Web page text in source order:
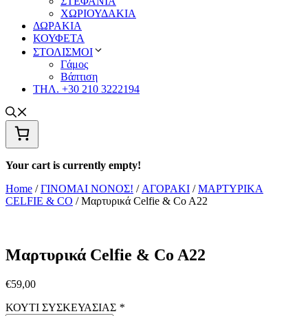
ΧΩΡΙΟΥΔΑΚΙΑ
ΔΩΡΑΚΙΑ
ΚΟΥΦΕΤΑ
ΣΤΟΛΙΣΜΟΙ
Γάμος
Βάπτιση
ΤΗΛ. +30 210 3222194
Your cart is currently empty!
Home /ΓΙΝΟΜΑΙ ΝΟΝΟΣ! / ΑΓΟΡΑΚΙ /ΜΑΡΤΥΡΙΚΑ
CELFIE & CO / Μαρτυρικά Celfie & Co A22
Μαρτυρικά Celfie & Co A22
€59,00
ΚΟΥΤΙ ΣΥΣΚΕΥΑΣΙΑΣ *